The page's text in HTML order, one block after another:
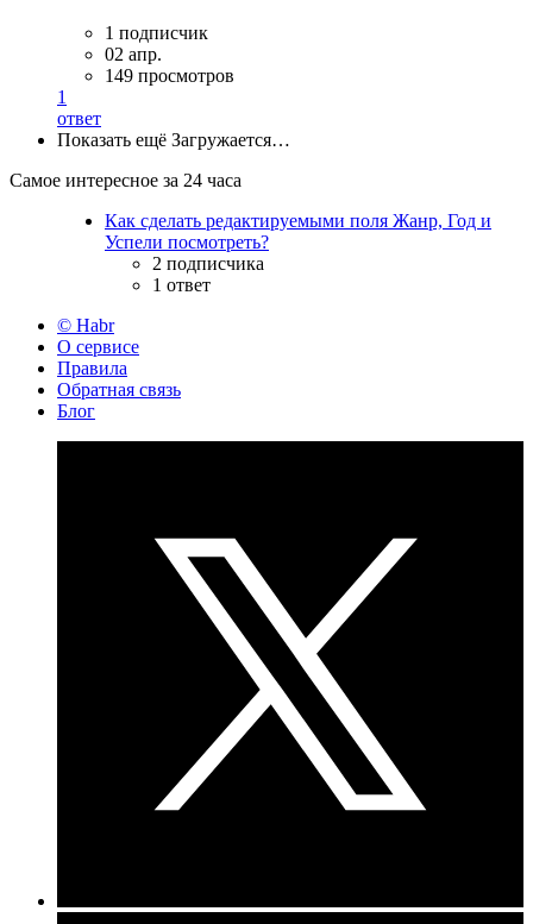
1 подписчик
02 апр.
149 просмотров
1
ответ
Показать ещё Загружается…
Самое интересное за 24 часа
Как сделать редактируемыми поля Жанр, Год и
Успели посмотреть?
2 подписчика
1 ответ
© Habr
О сервисе
Правила
Обратная связь
Блог